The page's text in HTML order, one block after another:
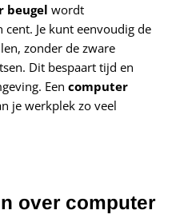
beugel wordt
Je kunt eenvoudig de
zonder de zware
Dit bespaart tijd en
Een computer
je werkplek zo veel
over computer